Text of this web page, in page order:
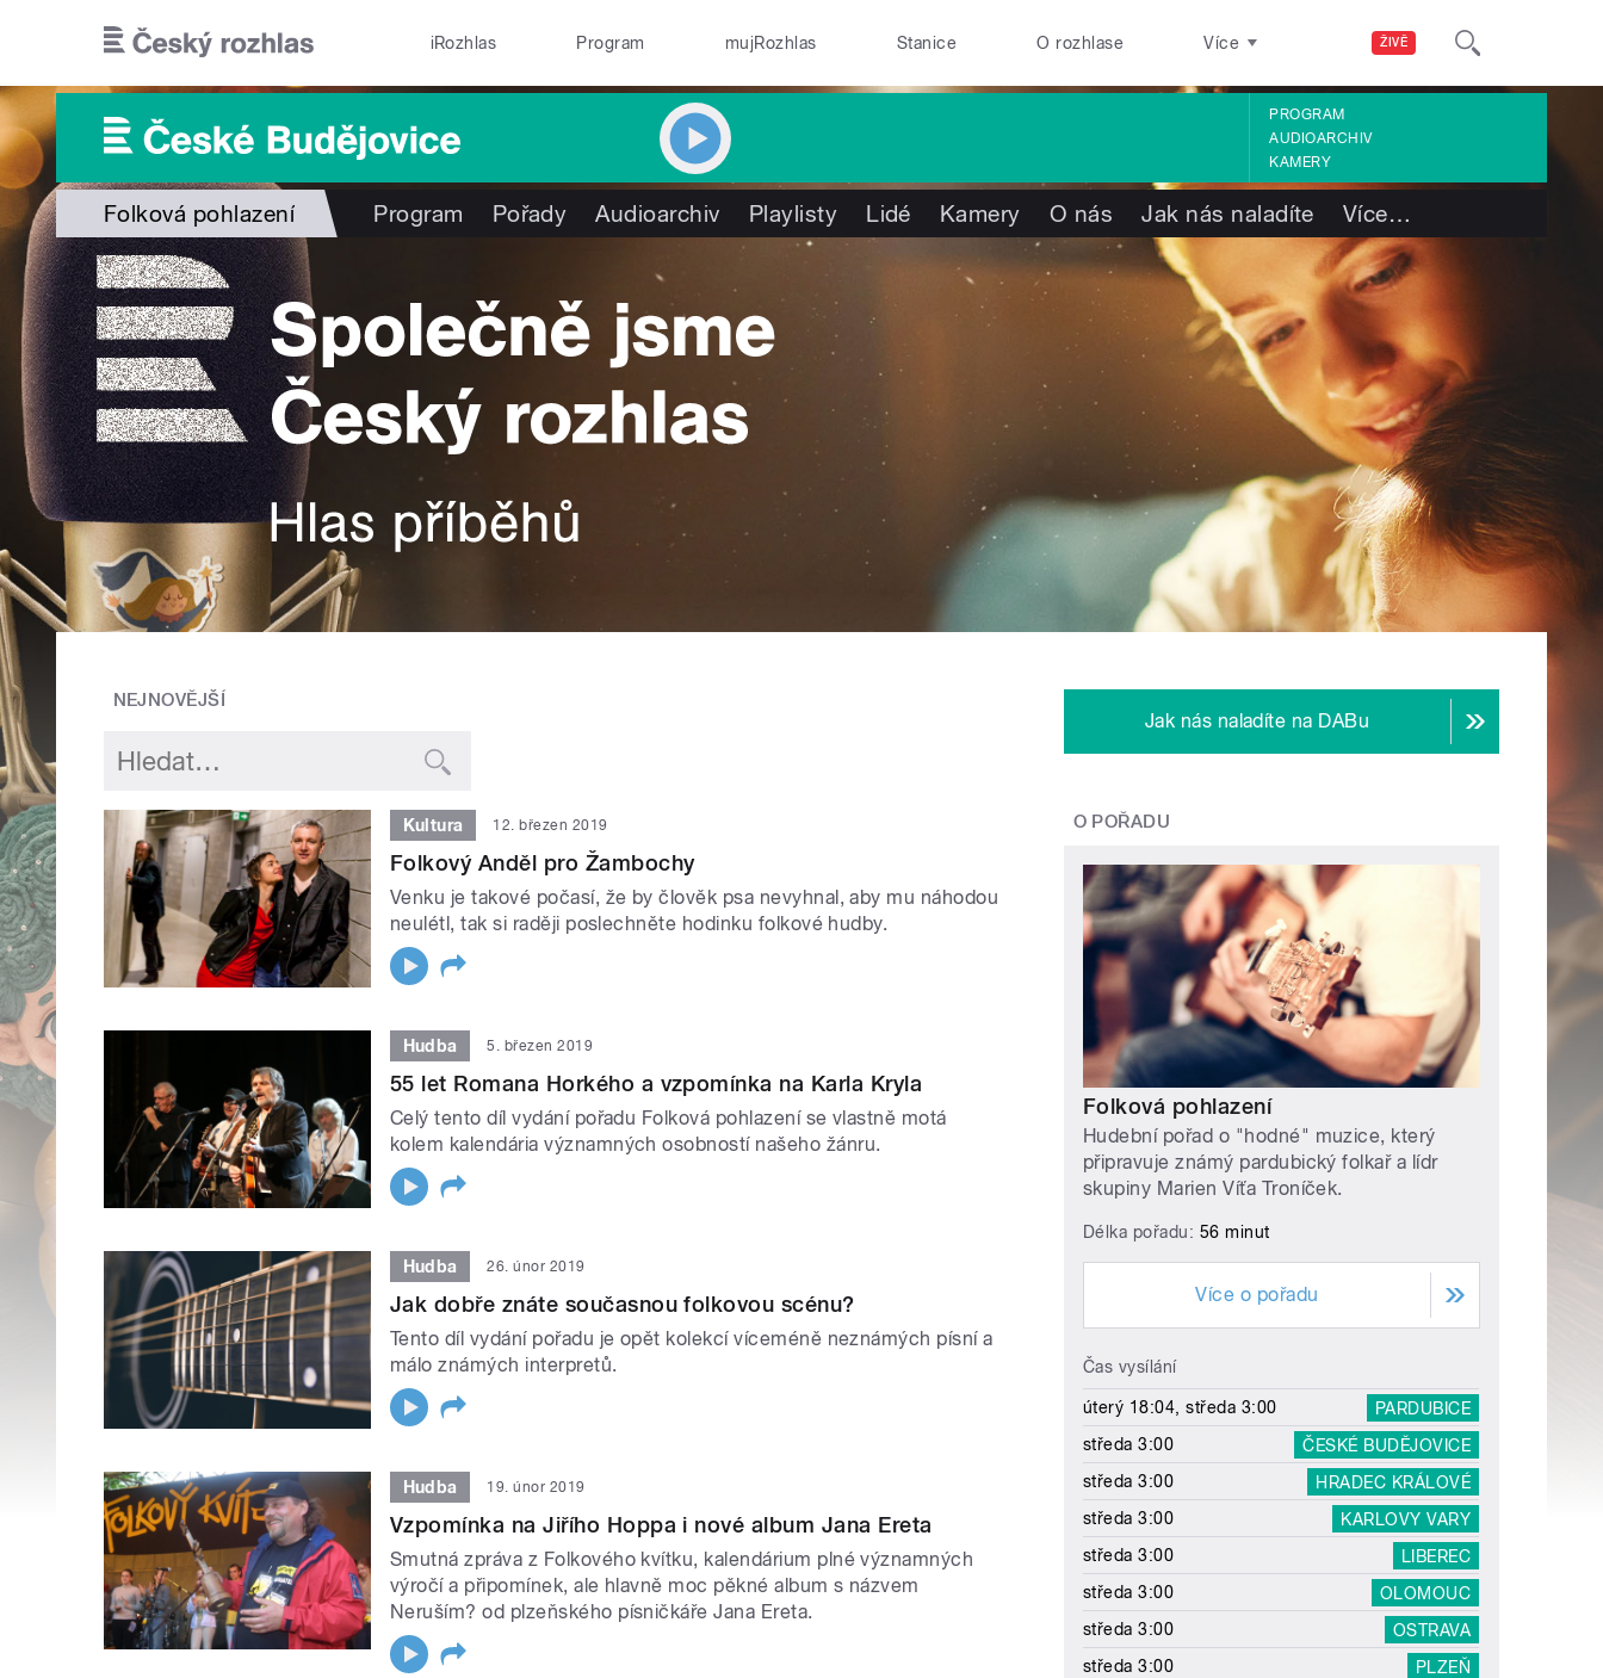
ŽIVĚ
iRozhlas Program mujRozhlas Stanice O rozhlase Více
PROGRAM
AUDIOARCHIV
KAMERY
Folková pohlazení Program Pořady Audioarchiv Playlisty Lidé Kamery O nás Jak nás naladíte Více…
NEJNOVĚJŠÍ
Kultura 12. březen 2019
Folkový Anděl pro Žambochy
Venku je takové počasí, že by člověk psa nevyhnal, aby mu náhodou
neulétl, tak si raději poslechněte hodinku folkové hudby.
Hudba 5. březen 2019
55 let Romana Horkého a vzpomínka na Karla Kryla
Celý tento díl vydání pořadu Folková pohlazení se vlastně motá
kolem kalendária významných osobností našeho žánru.
Hudba 26. únor 2019
Jak dobře znáte současnou folkovou scénu?
Tento díl vydání pořadu je opět kolekcí víceméně neznámých písní a
málo známých interpretů.
Hudba 19. únor 2019
Vzpomínka na Jiřího Hoppa i nové album Jana Ereta
Smutná zpráva z Folkového kvítku, kalendárium plné významných
výročí a připomínek, ale hlavně moc pěkné album s názvem
Neruším? od plzeňského písničkáře Jana Ereta.
Jak nás naladíte na DABu
O POŘADU
Folková pohlazení
Hudební pořad o "hodné" muzice, který
připravuje známý pardubický folkař a lídr
skupiny Marien Víťa Troníček.
Délka pořadu: 56 minut
Více o pořadu
Čas vysílání
úterý 18:04, středa 3:00
PARDUBICE
středa 3:00
ČESKÉ BUDĚJOVICE
středa 3:00
HRADEC KRÁLOVÉ
středa 3:00
KARLOVY VARY
středa 3:00
LIBEREC
středa 3:00
OLOMOUC
středa 3:00
OSTRAVA
středa 3:00
PLZEŇ